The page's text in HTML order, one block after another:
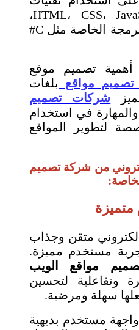
متقدمة مثل HTML، CSS، JavaScript،
بالإضافة إلى لغات البرمجة الخاصة مثل C#
تصميم موقع
مواقع
بلغات
شركات تصميم
والمهارة في استخدام
لتطوير المواقع
من شركة تصميم
متقن وجذاب
مستخدم مميزة.
مواقع الويب
وتفاعلية لتحسين
سهلة ومرضية.
مستخدم بديهية